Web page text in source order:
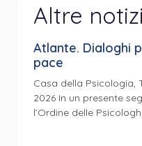
Altre
Atlante. Dialoghi
pace
Casa della Psicologia,
2026 In un presente
l’Ordine delle